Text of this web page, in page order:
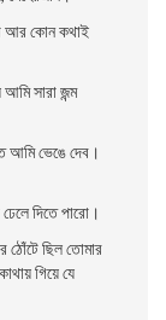
আর কোন কথাই
সারা জন্ম
আমি ভেঙে দেব।
দিতে পারো।
ঠোঁটে ছিল তোমার
গিয়ে যে